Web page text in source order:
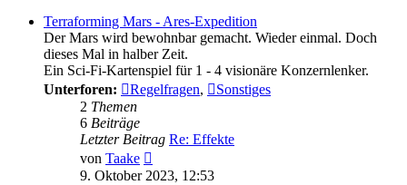
Terraforming Mars - Ares-Expedition
Der Mars wird bewohnbar gemacht. Wieder einmal. Doch
dieses Mal in halber Zeit.
Ein Sci-Fi-Kartenspiel für 1 - 4 visionäre Konzernlenker.
Unterforen:
Regelfragen,
Sonstiges
2 Themen
6 Beiträge
Letzter Beitrag Re: Effekte
von Taake
Beitrag
9. Oktober 2023, 12:53